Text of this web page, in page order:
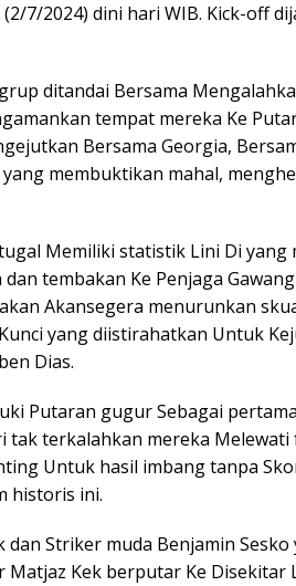
7/2024) dini hari WIB. Kick-off
ditandai Bersama
tempat mereka Ke
Bersama Georgia,
membuktikan mahal,
Memiliki statistik Lini Di yang
tembakan Ke Penjaga
Akansegera menurunkan
yang diistirahatkan Untuk
Dias.
Putaran gugur Sebagai
tak terkalahkan mereka Melewati
Untuk hasil imbang tanpa
historis ini.
dan Striker muda Benjamin
Kek berputar Ke Disekitar